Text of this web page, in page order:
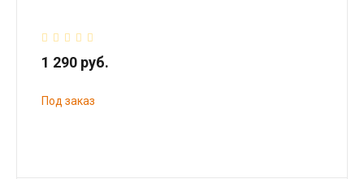
1 290 руб.
Под заказ